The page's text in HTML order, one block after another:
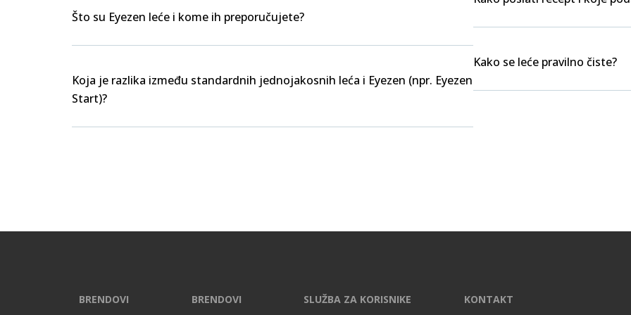
Što su Eyezen leće i kome ih preporučujete?
Koja je razlika između standardnih jednojakosnih leća i Eyezen (npr. Eyezen
Start)?
Kako se leće pravilno čiste?
BRENDOVI BRENDOVI SLUŽBA ZA KORISNIKE KONTAKT